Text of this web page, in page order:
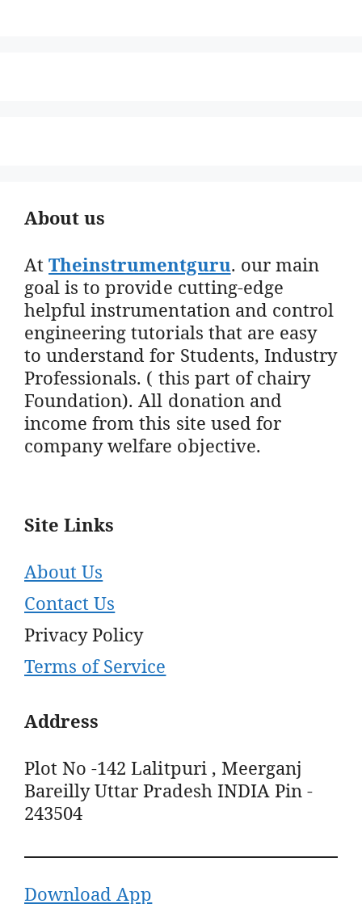
About us
AtTheinstrumentguru. our main
goal is to provide cutting-edge
helpful instrumentation and control
engineering tutorials that are easy
to understand for Students, Industry
Professionals. ( this part of chairy
Foundation). All donation and
income from this site used for
company welfare objective.
Site Links
About Us
Contact Us
Privacy Policy
Terms of Service
Address
Plot No -142 Lalitpuri , Meerganj
Bareilly Uttar Pradesh INDIA Pin -
243504
Download App